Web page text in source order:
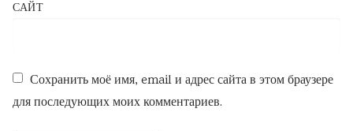
САЙТ
Сохранить моё имя, email и адрес сайта в этом браузере
для последующих моих комментариев.